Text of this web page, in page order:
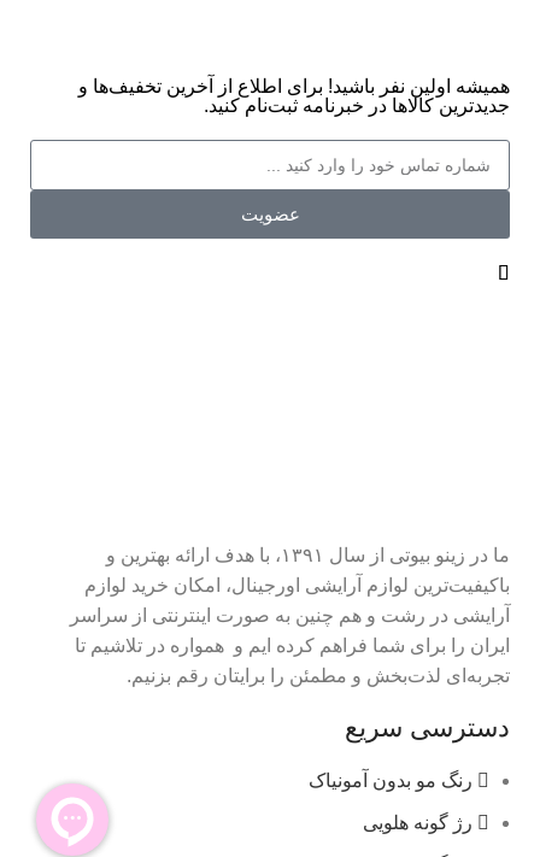
همیشه اولین نفر باشید! برای اطلاع از آخرین تخفیف‌ها و
جدیدترین کالاها در خبرنامه ثبت‌نام کنید.
عضویت
ما در زینو بیوتی از سال ۱۳۹۱، با هدف ارائه بهترین و
باکیفیت‌ترین لوازم آرایشی اورجینال، امکان خرید لوازم
آرایشی در رشت و هم چنین به صورت اینترنتی از سراسر
ایران را برای شما فراهم کرده ایم و همواره در تلاشیم تا
تجربه‌ای لذت‌بخش و مطمئن را برایتان رقم بزنیم.
دسترسی سریع
رنگ مو بدون آمونیاک
رژ گونه هلویی